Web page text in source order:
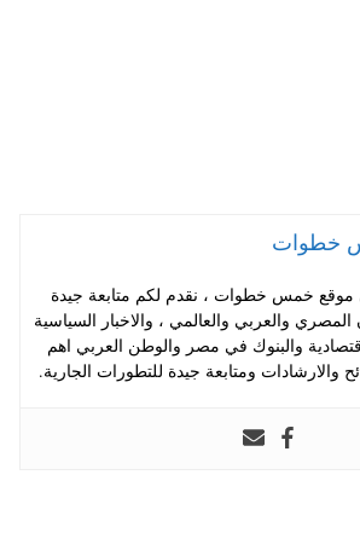
خطوات
خمس خطوات ، نقدم لكم متابعة جيدة
المصري والعربي والعالمي ، والاخبار السياسية
والبنوك في مصر والوطن العربي اهم
والارشادات ومتابعة جيدة للتطورات الجارية.